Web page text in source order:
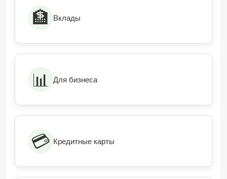
🏦 Вклады
📊 Для бизнеса
💳 Кредитные карты